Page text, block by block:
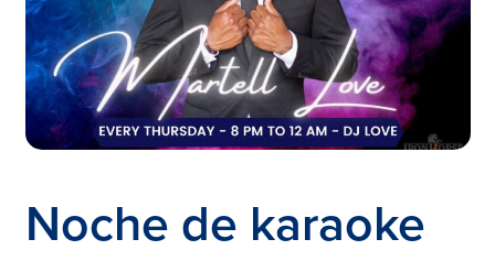
Noche de karaoke